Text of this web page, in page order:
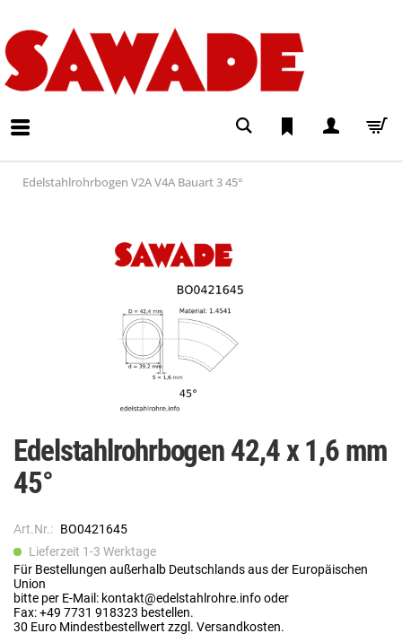
Edelstahlrohrbogen V2A V4A Bauart 3 45°
Edelstahlrohrbogen 42,4 x 1,6 mm
45°
Art.Nr.: BO0421645
Lieferzeit 1-3 Werktage
Für Bestellungen außerhalb Deutschlands aus der Europäischen
Union
bitte per E-Mail: kontakt@edelstahlrohre.info oder
Fax: +49 7731 918323 bestellen.
30 Euro Mindestbestellwert zzgl. Versandkosten.